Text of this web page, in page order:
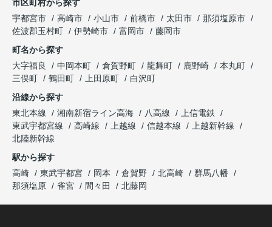
市区町村から探す
宇都宮市
高崎市 小山市 前橋市 太田市
那須塩原市
佐波郡玉村町
伊勢崎市 富岡市
藤岡市
町名から探す
大字福良
中岡本町 倉賀野町 龍舞町 鹿野崎
本丸町
三俣町
鶴田町 上田原町
白沢町
沿線から探す
東北本線
湘南新宿ライン高海 八高線
上信電鉄
東武宇都宮線
高崎線 上越線 信越本線
上越新幹線
北陸新幹線
駅から探す
高崎
東武宇都宮 岡本 倉賀野 北高崎
群馬八幡
那須塩原
雀宮 間々田 北藤岡